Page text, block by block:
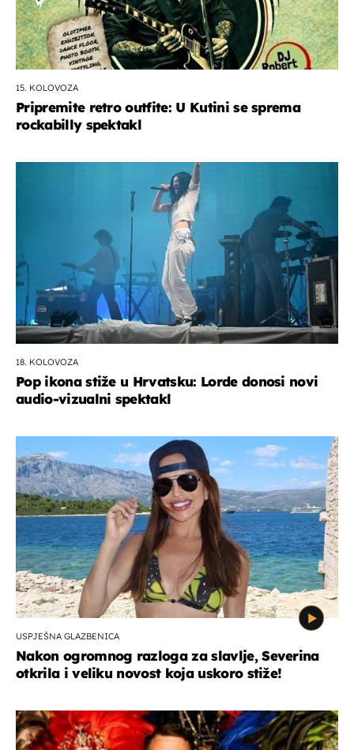
15. KOLOVOZA
Pripremite retro outfite: U Kutini se sprema
rockabilly spektakl
18. KOLOVOZA
Pop ikona stiže u Hrvatsku: Lorde donosi novi
audio-vizualni spektakl
USPJEŠNA GLAZBENICA
Nakon ogromnog razloga za slavlje, Severina
otkrila i veliku novost koja uskoro stiže!